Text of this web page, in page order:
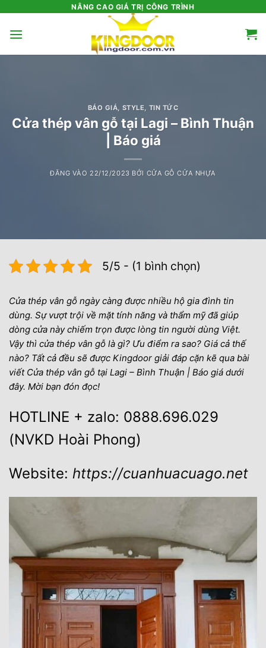
nội
NÂNG CAO GIÁ TRỊ CÔNG TRÌNH
BÁO GIÁ STYLE TIN TỨC
Cửa thép vân gỗ tại Lagi – Bình Thuận
| Báo giá
ĐĂNG VÀO 22/12/2023 BỞI CỬA GỖ CỬA NHỰA
5/5 - (1 bình chọn)
Cửa thép vân gỗ ngày càng được nhiều hộ gia đình tin
dùng. Sự vượt trội về mặt tính năng và thẩm mỹ đã giúp
dòng cửa này chiếm trọn được lòng tin người dùng Việt.
Vậy thì cửa thép vân gỗ là gì? Ưu điểm ra sao? Giá cả thế
nào? Tất cả đều sẽ được Kingdoor giải đáp cặn kẽ qua bài
viết Cửa thép vân gỗ tại Lagi – Bình Thuận | Báo giá dưới
đây. Mời bạn đón đọc!
HOTLINE + zalo: 0888.696.029
(NVKD Hoài Phong)
Website: https://cuanhuacuago.net